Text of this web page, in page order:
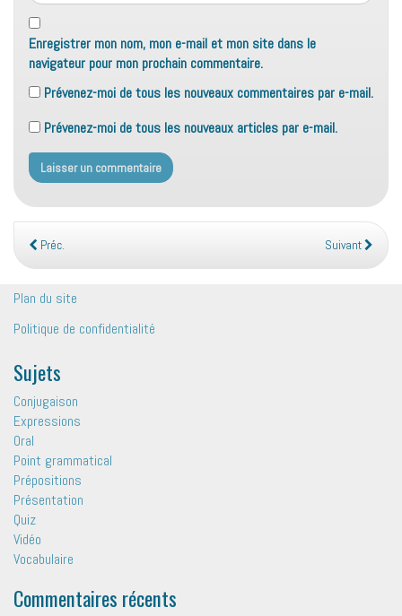
Enregistrer mon nom, mon e-mail et mon site dans le
navigateur pour mon prochain commentaire.
Prévenez-moi de tous les nouveaux commentaires par e-mail.
Prévenez-moi de tous les nouveaux articles par e-mail.
Préc. Suivant
Plan du site
Politique de confidentialité
Sujets
Conjugaison
Expressions
Oral
Point grammatical
Prépositions
Présentation
Quiz
Vidéo
Vocabulaire
Commentaires récents